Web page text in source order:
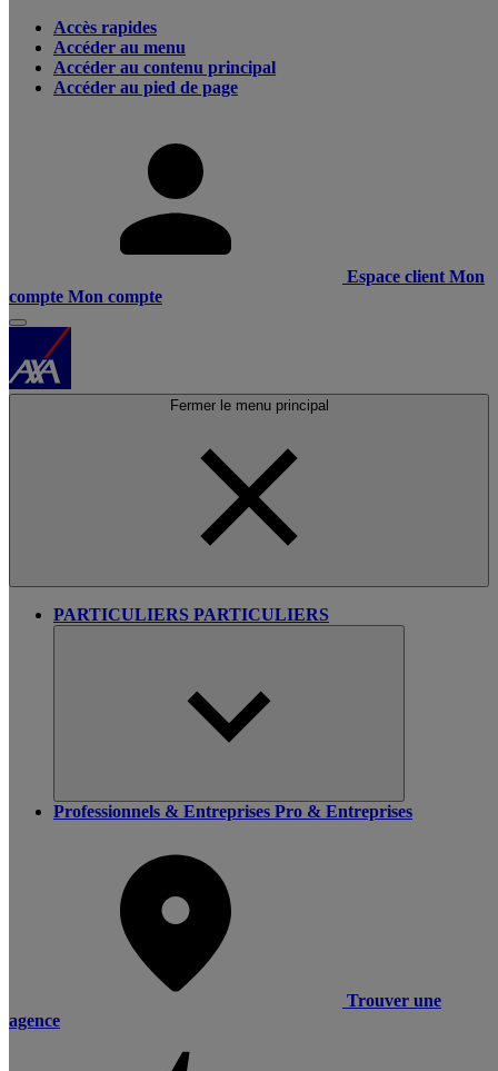
Accès rapides
Accéder au menu
Accéder au contenu principal
Accéder au pied de page
Espace client Mon
compte Mon compte
Fermer le menu principal
PARTICULIERS PARTICULIERS
Professionnels & Entreprises Pro & Entreprises
Trouver une
agence